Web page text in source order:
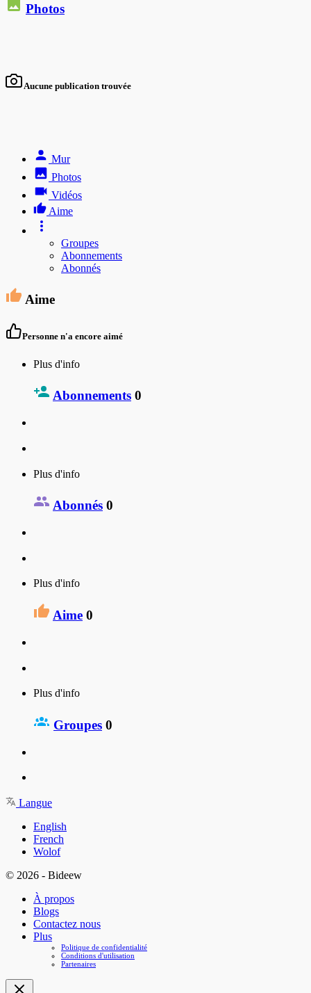
Photos
Aucune publication trouvée
Mur
Photos
Vidéos
Aime
Groupes
Abonnements
Abonnés
Aime
Personne n'a encore aimé
Plus d'info
Abonnements 0
Plus d'info
Abonnés 0
Plus d'info
Aime 0
Plus d'info
Groupes 0
Langue
English
French
Wolof
© 2026 - Bideew
À propos
Blogs
Contactez nous
Plus
Politique de confidentialité
Conditions d'utilisation
Partenaires